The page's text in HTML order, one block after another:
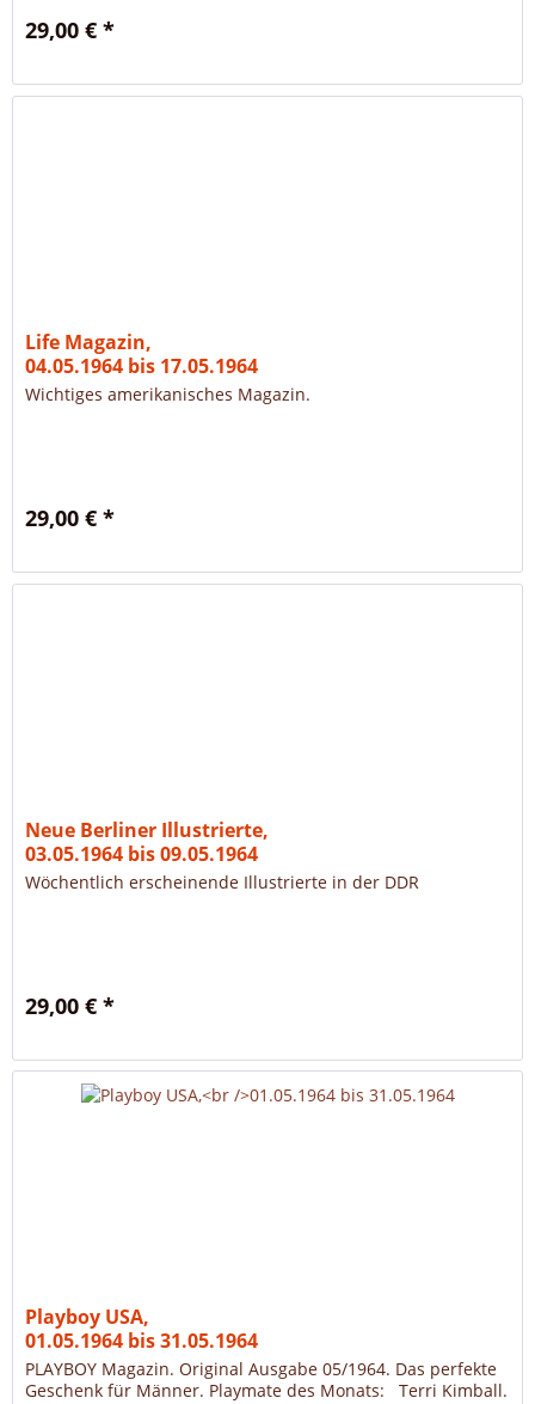
29,00 € *
Life Magazin,
04.05.1964 bis 17.05.1964
Wichtiges amerikanisches Magazin.
29,00 € *
Neue Berliner Illustrierte,
03.05.1964 bis 09.05.1964
Wöchentlich erscheinende Illustrierte in der DDR
29,00 € *
Playboy USA,
01.05.1964 bis 31.05.1964
PLAYBOY Magazin. Original Ausgabe 05/1964. Das perfekte
Geschenk für Männer. Playmate des Monats: Terri Kimball.